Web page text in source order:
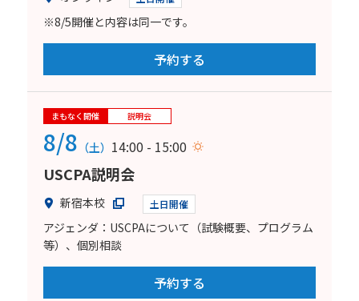
※8/5開催と内容は同一です。
予約する
まもなく開催 説明会
8/8 （土） 14:00 - 15:00
USCPA説明会
新宿本校 土日開催
アジェンダ：USCPAについて（試験概要、プログラム
等）、個別相談
予約する